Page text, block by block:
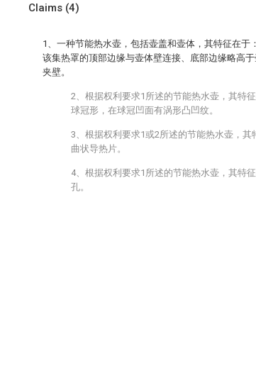
Claims (4)
1、一种节能热水壶，包括壶盖和壶体，其特征在于
该集热罩的顶部边缘与壶体壁连接、底部边缘略高
夹壁。
2、根据权利要求1所述的节能热水壶，其特
球冠形，在球冠凹面有涡形凸凹纹。
3、根据权利要求1或2所述的节能热水壶，
曲状导热片。
4、根据权利要求1所述的节能热水壶，其特
孔。